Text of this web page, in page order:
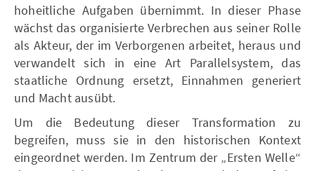
hoheitliche Aufgaben übernimmt. In dieser Phase
wächst das organisierte Verbrechen aus seiner Rolle
als Akteur, der im Verborgenen arbeitet, heraus und
verwandelt sich in eine Art Parallelsystem, das
staatliche Ordnung ersetzt, Einnahmen generiert
und Macht ausübt.
Um die Bedeutung dieser Transformation zu
begreifen, muss sie in den historischen Kontext
eingeordnet werden. Im Zentrum der „Ersten Welle“